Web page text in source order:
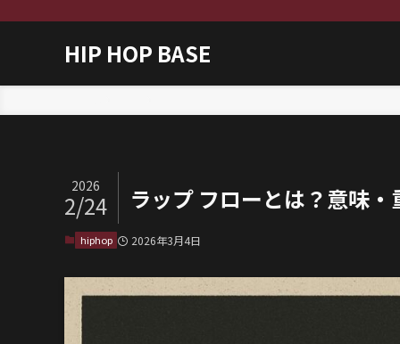
HIP HOP BASE
ラップ フローとは？意味
2026
2/24
hiphop 2026年3月4日